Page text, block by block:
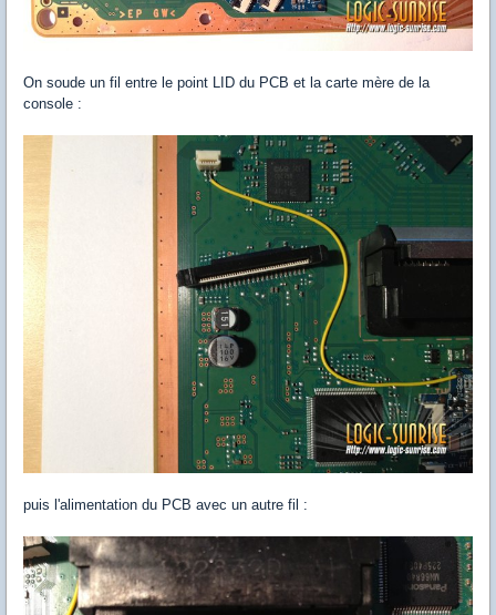
On soude un fil entre le point LID du PCB et la carte mère de la
console :
puis l'alimentation du PCB avec un autre fil :